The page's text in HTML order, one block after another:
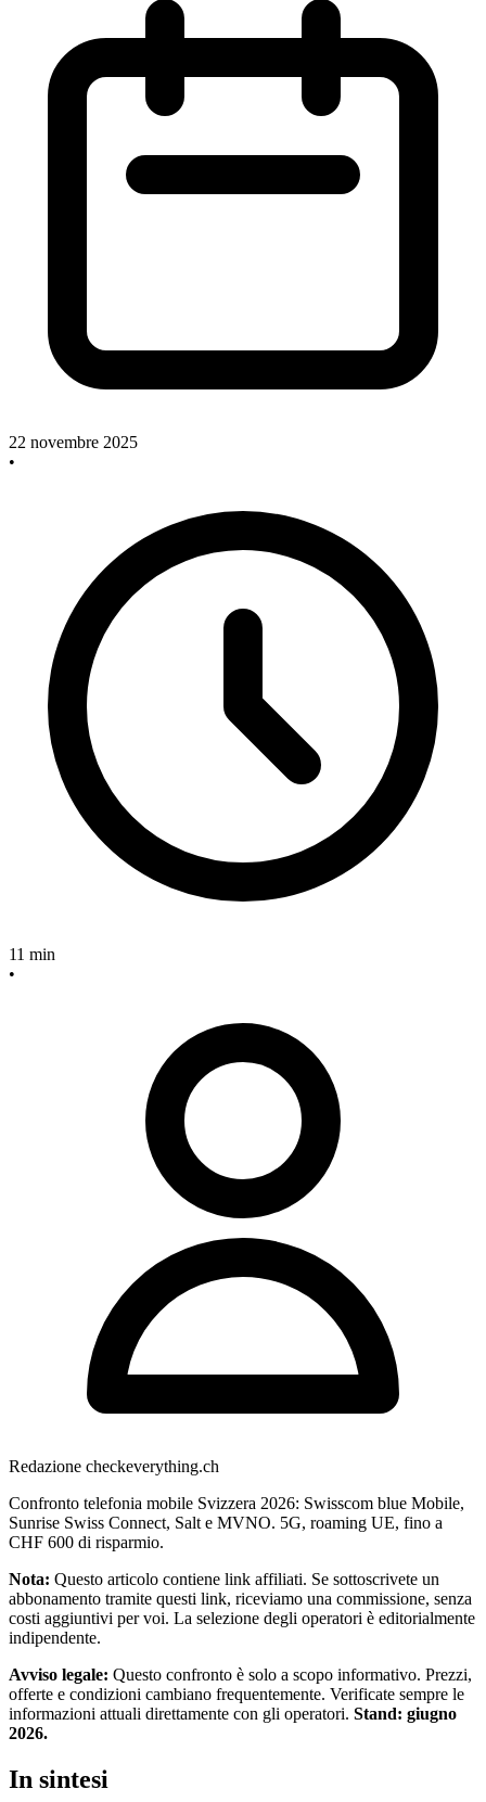
22 novembre 2025
•
11 min
•
Redazione checkeverything.ch
Confronto telefonia mobile Svizzera 2026: Swisscom blue Mobile,
Sunrise Swiss Connect, Salt e MVNO. 5G, roaming UE, fino a
CHF 600 di risparmio.
Nota: Questo articolo contiene link affiliati. Se sottoscrivete un
abbonamento tramite questi link, riceviamo una commissione, senza
costi aggiuntivi per voi. La selezione degli operatori è editorialmente
indipendente.
Avviso legale: Questo confronto è solo a scopo informativo. Prezzi,
offerte e condizioni cambiano frequentemente. Verificate sempre le
informazioni attuali direttamente con gli operatori. Stand: giugno
2026.
In sintesi